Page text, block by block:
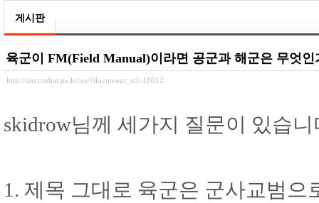
게시판
육군이 FM(Field Manual)이라면 공군과 해군은 무엇인
http://aircombat.pe.kr/xe/?document_srl=18012
skidrow님께 세가지 질문이 있습니
1. 제목 그대로 육군은 군사교범으